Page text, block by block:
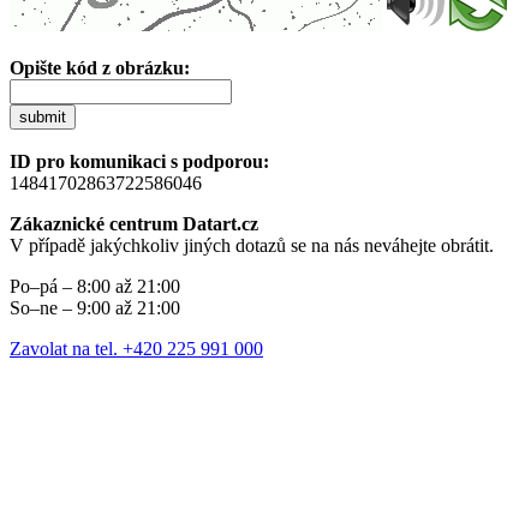
Opište kód z obrázku:
submit
ID pro komunikaci s podporou:
14841702863722586046
Zákaznické centrum Datart.cz
V případě jakýchkoliv jiných dotazů se na nás neváhejte obrátit.
Po–pá – 8:00 až 21:00
So–ne – 9:00 až 21:00
Zavolat na tel. +420 225 991 000